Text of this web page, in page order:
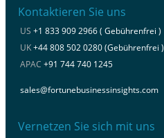
Kontaktieren Sie uns
US +1 833 909 2966 ( Gebührenfrei )
UK+44 808 502 0280 (Gebührenfrei )
APAC +91 744 740 1245
sales@fortunebusinessinsights.com
Vernetzen Sie sich mit uns